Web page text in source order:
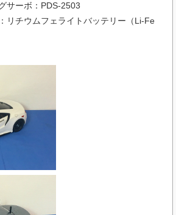
ボ：PDS-2503
ウムフェライトバッテリー（Li-Fe